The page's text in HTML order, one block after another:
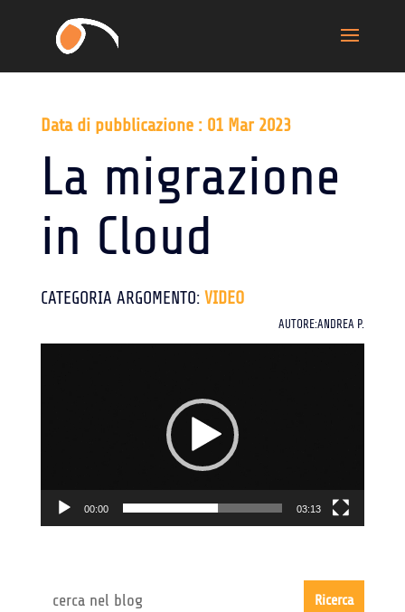
Data di pubblicazione : 01 Mar 2023
La migrazione
in Cloud
CATEGORIA ARGOMENTO: VIDEO
AUTORE:ANDREA P.
00:00 03:13